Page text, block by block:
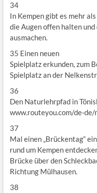
34
In Kempen gibt es mehr
die Augen offen halten
ausmachen.
35 Einen neuen
Spielplatz erkunden, zum
Spielplatz an der
36
Den Naturlehrpfad in
www.routeyou.com/de-
37
Mal einen „Brückentag“
rund um Kempen
Brücke über den
Richtung Mülhausen.
38